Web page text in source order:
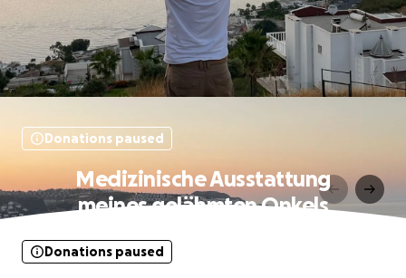
Donations paused
Medizinische Ausstattung
meines gelähmten Onkels
Donations paused